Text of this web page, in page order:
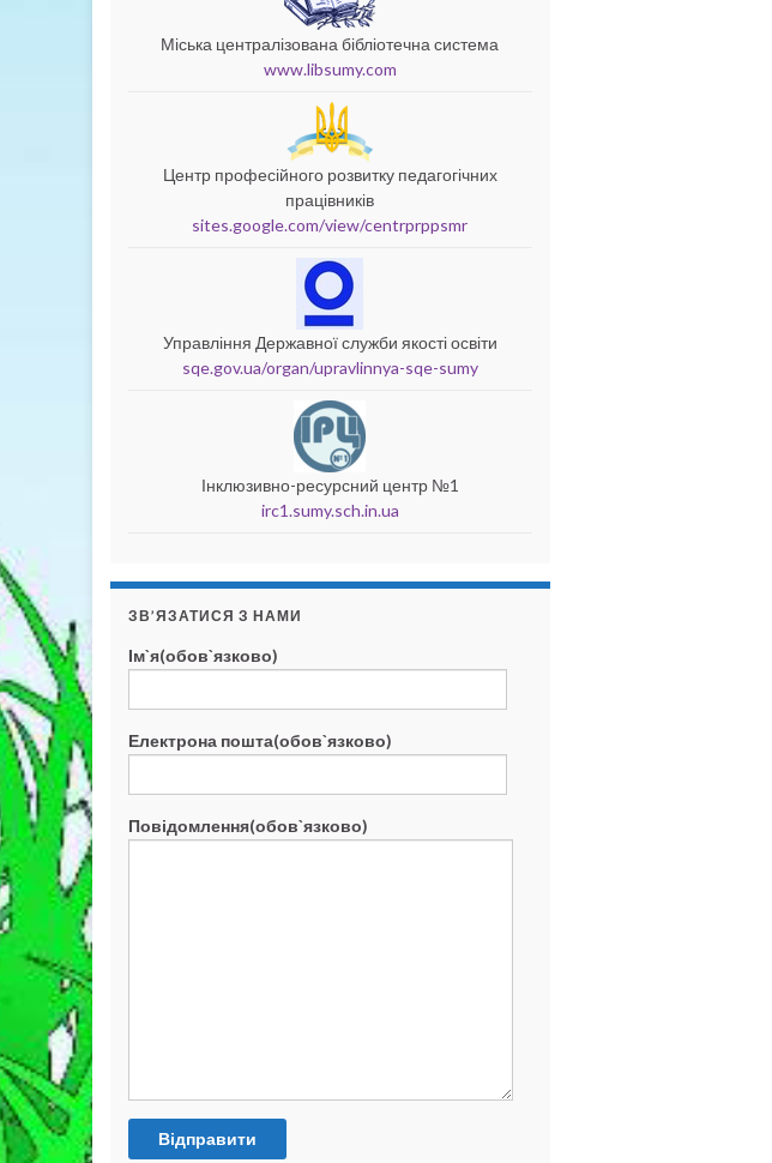
Міська централізована бібліотечна система
www.libsumy.com
Центр професійного розвитку педагогічних
працівників
sites.google.com/view/centrprppsmr
Управління Державної служби якості освіти
sqe.gov.ua/organ/upravlinnya-sqe-sumy
Інклюзивно-ресурсний центр №1
irc1.sumy.sch.in.ua
ЗВ’ЯЗАТИСЯ З НАМИ
Ім`я(обов`язково)
Електрона пошта(обов`язково)
Повідомлення(обов`язково)